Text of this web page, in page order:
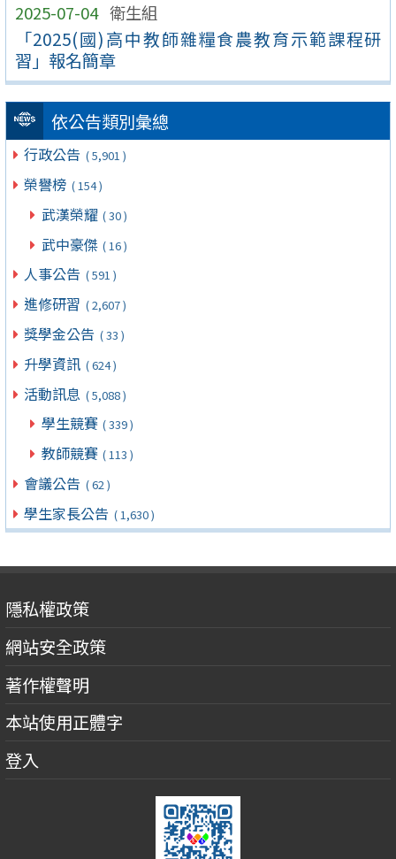
2025-07-04 衛生組
「2025(國)高中教師雜糧食農教育示範課程研
習」報名簡章
依公告類別彙總
行政公告 ( 5,901 )
榮譽榜 ( 154 )
武漢榮耀 ( 30 )
武中豪傑 ( 16 )
人事公告 ( 591 )
進修研習 ( 2,607 )
獎學金公告 ( 33 )
升學資訊 ( 624 )
活動訊息 ( 5,088 )
學生競賽 ( 339 )
教師競賽 ( 113 )
會議公告 ( 62 )
學生家長公告 ( 1,630 )
隱私權政策
網站安全政策
著作權聲明
本站使用正體字
登入